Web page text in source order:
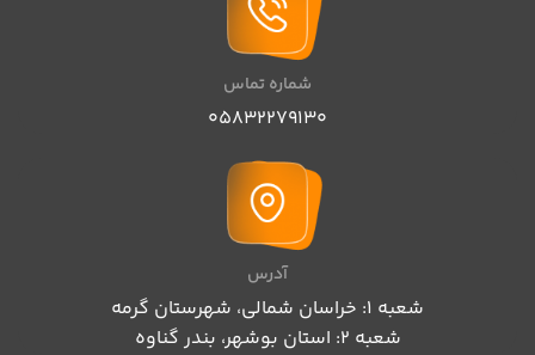
شماره تماس
05832279130
آدرس
شعبه 1: خراسان شمالی، شهرستان گرمه
شعبه 2: استان بوشهر، بندر گناوه